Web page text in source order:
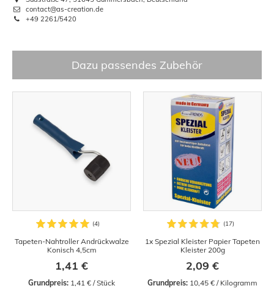
contact@as-creation.de
+49 2261/5420
Dazu passendes Zubehör
Maler-Spachtel 2er Set
Metallspachtel Metall 50mm
3,99 €
Cutter-Messer Metall mit 10
Ersatzklingen 18mm
2,85 €
Grundpreis: 2,85 € / Stück